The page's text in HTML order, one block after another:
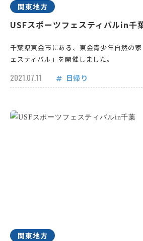
関東地方
USFスポーツフェスティバルin千
千葉県東金市にある、東金青少年自然の
ェスティバル」を開催しました。
2021.07.11 日帰り
関東地方